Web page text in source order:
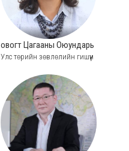
овогт Цагааны Оюундарь
Улс төрийн зөвлөлийн гишүүн